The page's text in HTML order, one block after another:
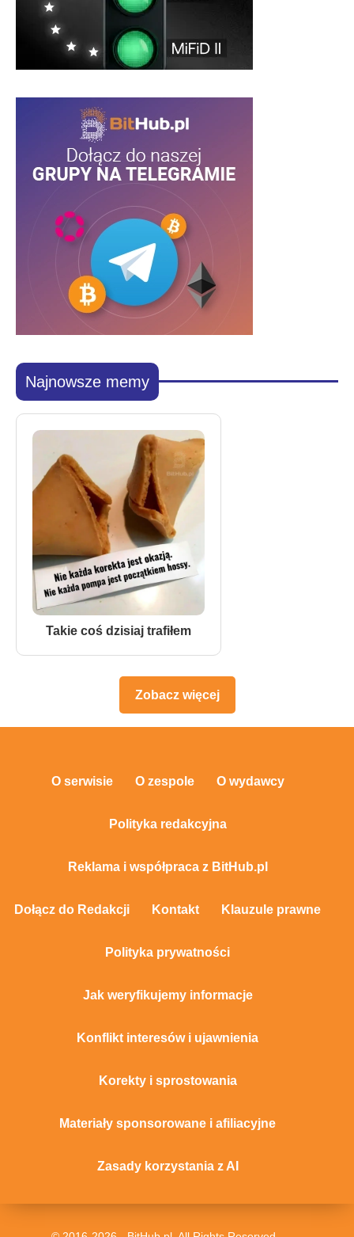
Najnowsze memy
Takie coś dzisiaj trafiłem
Zobacz więcej
O serwisie O zespole O wydawcy
Polityka redakcyjna
Reklama i współpraca z BitHub.pl
Dołącz do Redakcji Kontakt Klauzule prawne
Polityka prywatności
Jak weryfikujemy informacje
Konflikt interesów i ujawnienia
Korekty i sprostowania
Materiały sponsorowane i afiliacyjne
Zasady korzystania z AI